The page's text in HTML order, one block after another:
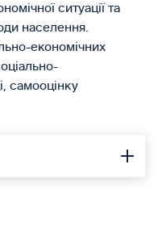
ситуації та
населення.
економічних
самооцінку